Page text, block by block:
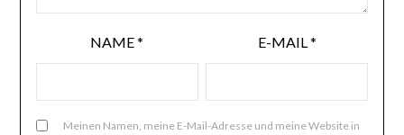
NAME* E-MAIL*
Meinen Namen, meine E-Mail-Adresse und meine Website in